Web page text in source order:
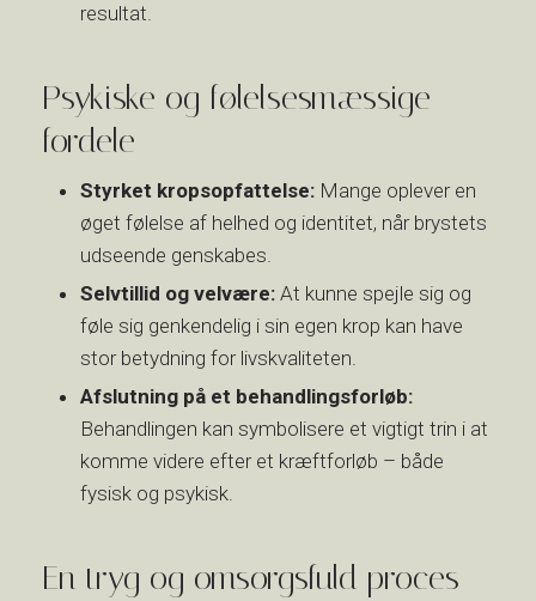
resultat.
Psykiske og følelsesmæssige
fordele
Styrket kropsopfattelse: Mange oplever en
øget følelse af helhed og identitet, når brystets
udseende genskabes.​
Selvtillid og velvære: At kunne spejle sig og
føle sig genkendelig i sin egen krop kan have
stor betydning for livskvaliteten.
Afslutning på et behandlingsforløb:
Behandlingen kan symbolisere et vigtigt trin i at
komme videre efter et kræftforløb – både
fysisk og psykisk.
​En tryg og omsorgsfuld proces